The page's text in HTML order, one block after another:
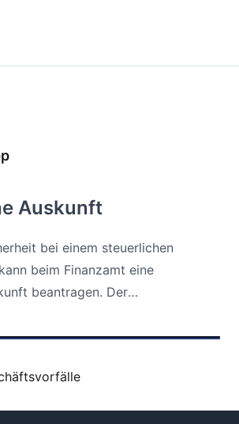
Auskunft
bei einem steuerlichen
beim Finanzamt eine
beantragen. Der